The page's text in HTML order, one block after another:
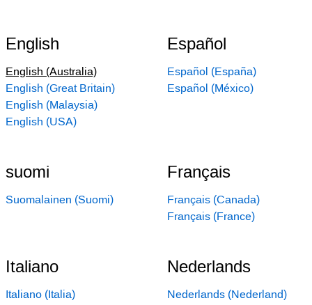
English
English (Australia)
English (Great Britain)
English (Malaysia)
English (USA)
Español
Español (España)
Español (México)
suomi
Suomalainen (Suomi)
Français
Français (Canada)
Français (France)
Italiano
Italiano (Italia)
Nederlands
Nederlands (Nederland)